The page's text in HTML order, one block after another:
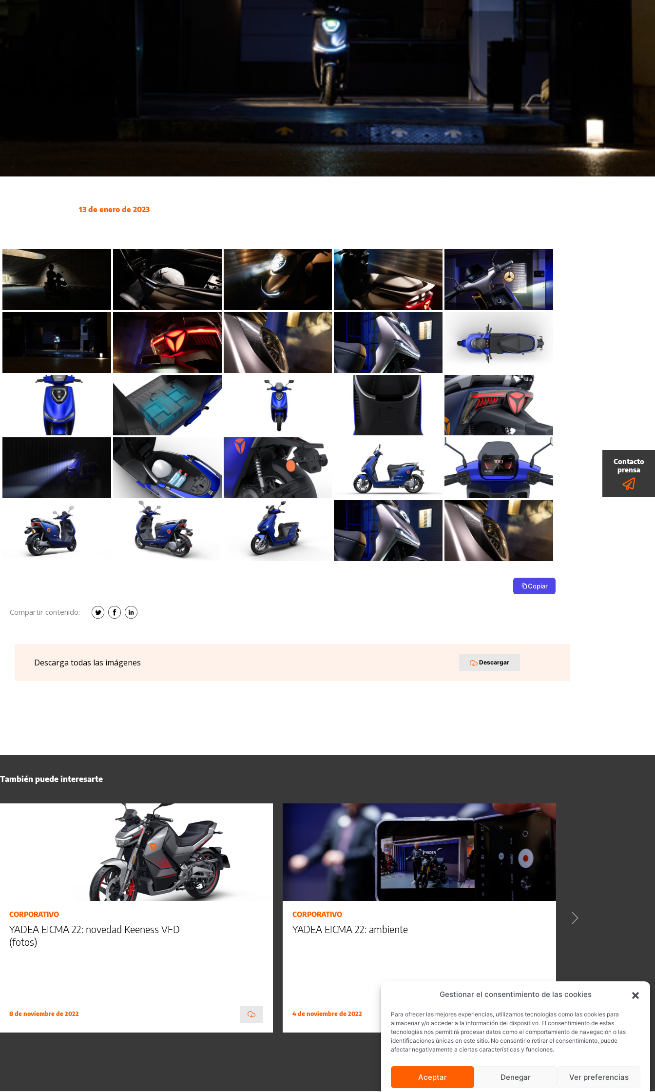
Gestionar el consentimiento de las cookies
Para ofrecer las mejores experiencias, utilizamos tecnologías como las cookies para
almacenar y/o acceder a la información del dispositivo. El consentimiento de estas
tecnologías nos permitirá procesar datos como el comportamiento de navegación o las
identificaciones únicas en este sitio. No consentir o retirar el consentimiento, puede
afectar negativamente a ciertas características y funciones.
Aceptar Denegar Ver preferencias
13 de enero de 2023
Copiar
Compartir contenido:
Descarga todas las imágenes Descargar
También puede interesarte
CORPORATIVO
YADEA EICMA 22: novedad Keeness VFD
(fotos)
8 de noviembre de 2022
CORPORATIVO
YADEA EICMA 22: ambiente
4 de noviembre de 2022